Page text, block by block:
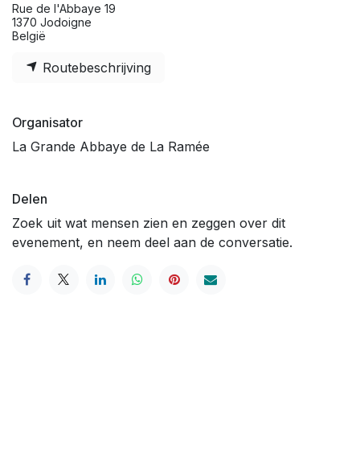
Rue de l'Abbaye 19
1370 Jodoigne
België
Routebeschrijving
Organisator
La Grande Abbaye de La Ramée
Delen
Zoek uit wat mensen zien en zeggen over dit
evenement, en neem deel aan de conversatie.